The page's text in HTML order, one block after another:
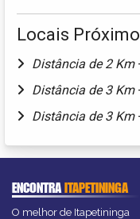
Locais
Distância de 2 Km
Distância de 3 Km
Distância de 3 Km
ENCONTRAITAPETININGA
O melhor de Itapetininga